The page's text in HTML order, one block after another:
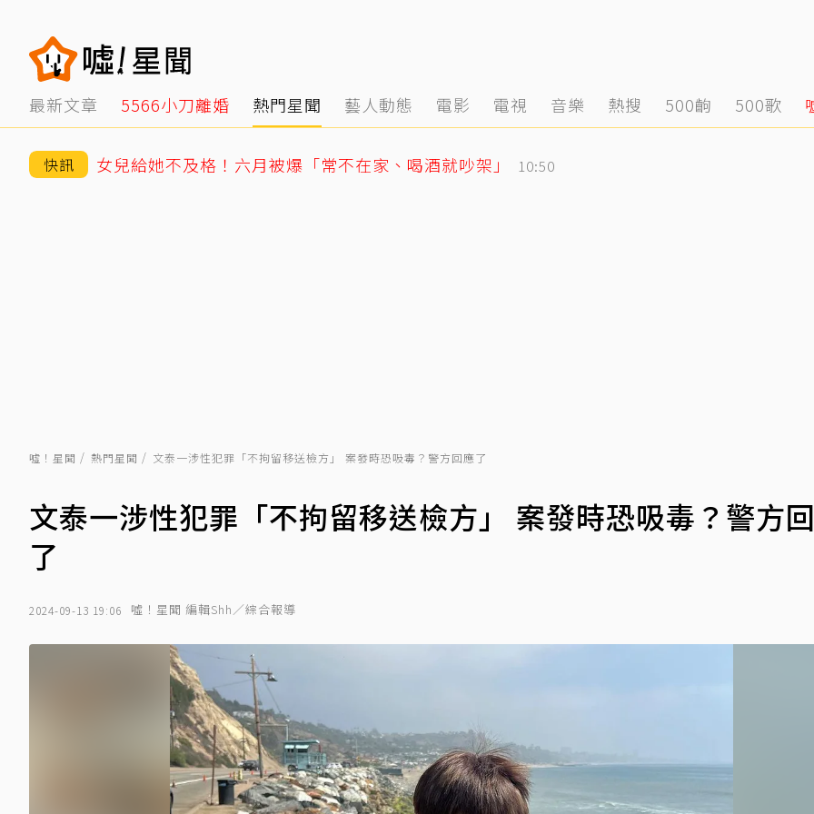
最新文章 5566小刀離婚 熱門星聞 藝人動態 電影 電視 音樂 熱搜 500齣 500歌
快訊 女兒給她不及格！六月被爆「常不在家、喝酒就吵架」 10:50
噓！星聞 熱門星聞 文泰一涉性犯罪「不拘留移送檢方」 案發時恐吸毒？警方回應了
文泰一涉性犯罪「不拘留移送檢方」 案發時恐吸毒？警方
了
2024-09-13 19:06 噓！星聞 編輯Shh／綜合報導